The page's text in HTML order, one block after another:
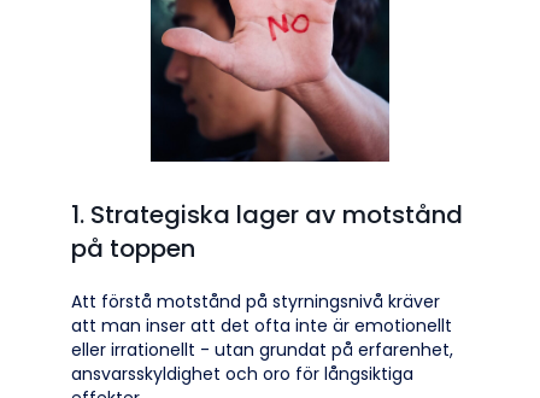
1. Strategiska lager av motstånd
på toppen
Att förstå motstånd på styrningsnivå kräver
att man inser att det ofta inte är emotionellt
eller irrationellt - utan grundat på erfarenhet,
ansvarsskyldighet och oro för långsiktiga